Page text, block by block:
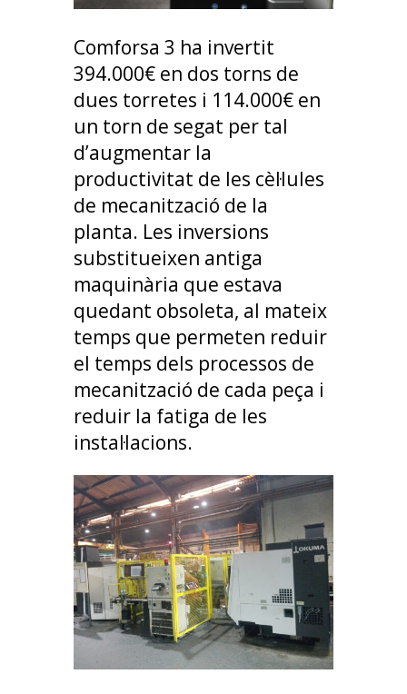
Comforsa 3 ha invertit
394.000€ en dos torns de
dues torretes i 114.000€ en
un torn de segat per tal
d’augmentar la
productivitat de les cèl·lules
de mecanització de la
planta. Les inversions
substitueixen antiga
maquinària que estava
quedant obsoleta, al mateix
temps que permeten reduir
el temps dels processos de
mecanització de cada peça i
reduir la fatiga de les
instal·lacions.